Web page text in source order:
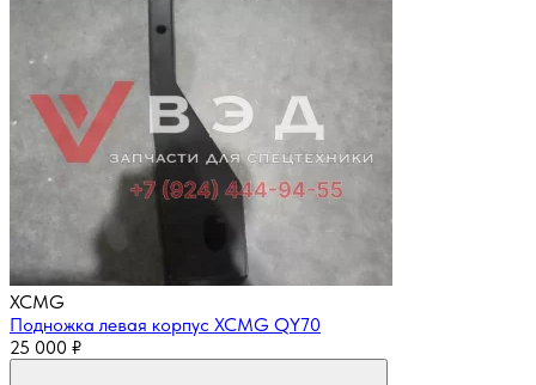
XCMG
Подножка левая корпус XCMG QY70
25 000 ₽